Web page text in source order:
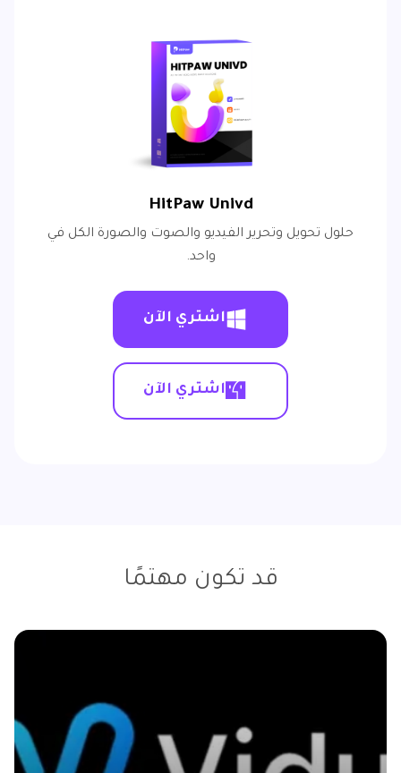
HitPaw Univd
حلول تحويل وتحرير الفيديو والصوت والصورة الكل في
واحد.
اشتري الآن
اشتري الآن
قد تكون مهتمًا